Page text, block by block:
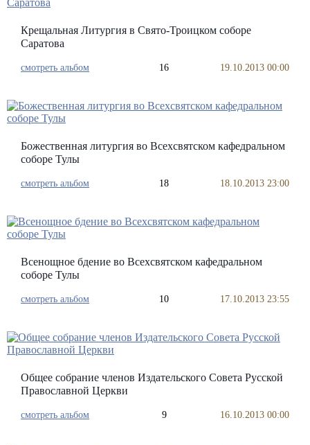
Крещальная Литургия в Свято-Троицком соборе
Саратова
смотреть альбом 16 19.10.2013 00:00
Божественная литургия во Всехсвятском кафедральном
соборе Тулы
смотреть альбом 18 18.10.2013 23:00
Всенощное бдение во Всехсвятском кафедральном
соборе Тулы
смотреть альбом 10 17.10.2013 23:55
Общее собрание членов Издательского Совета Русской
Православной Церкви
смотреть альбом 9 16.10.2013 00:00